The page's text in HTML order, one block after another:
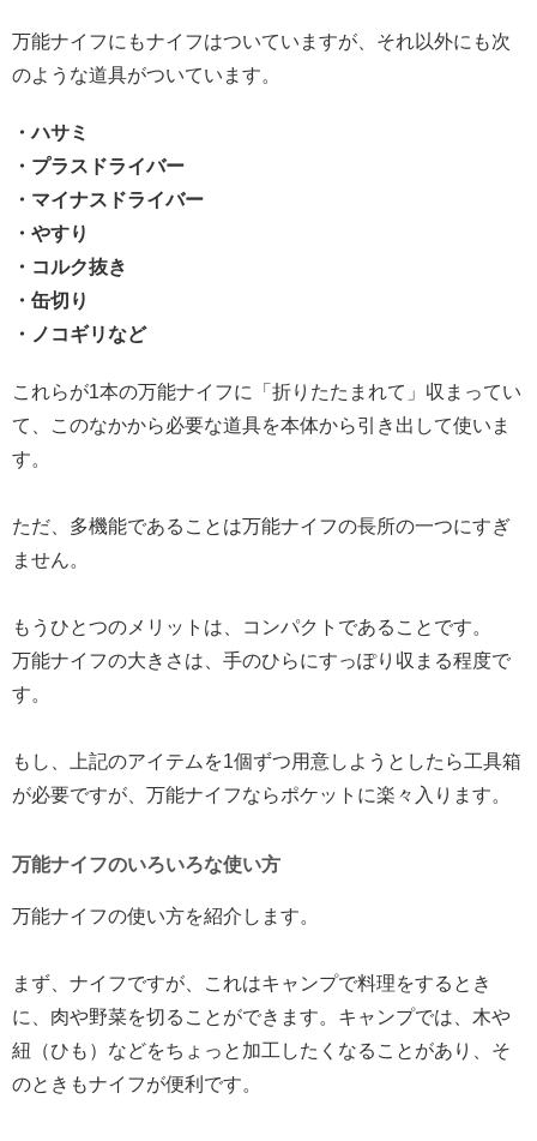
万能ナイフにもナイフはついていますが、それ以外にも次
のような道具がついています。
・ハサミ
・プラスドライバー
・マイナスドライバー
・やすり
・コルク抜き
・缶切り
・ノコギリなど
これらが1本の万能ナイフに「折りたたまれて」収まってい
て、このなかから必要な道具を本体から引き出して使いま
す。
ただ、多機能であることは万能ナイフの長所の一つにすぎ
ません。
もうひとつのメリットは、コンパクトであることです。
万能ナイフの大きさは、手のひらにすっぽり収まる程度で
す。
もし、上記のアイテムを1個ずつ用意しようとしたら工具箱
が必要ですが、万能ナイフならポケットに楽々入ります。
万能ナイフのいろいろな使い方
万能ナイフの使い方を紹介します。
まず、ナイフですが、これはキャンプで料理をするとき
に、肉や野菜を切ることができます。キャンプでは、木や
紐（ひも）などをちょっと加工したくなることがあり、そ
のときもナイフが便利です。